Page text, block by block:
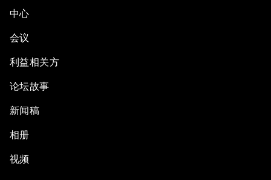
中心
会议
利益相关方
论坛故事
新闻稿
相册
视频